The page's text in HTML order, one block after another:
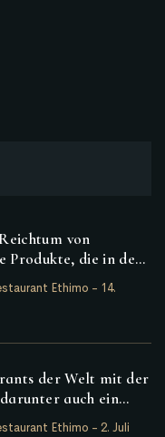
von
Produkte, die in der
Ethimo - 14.
der Welt mit der
auch ein
Ethimo - 2. Juli